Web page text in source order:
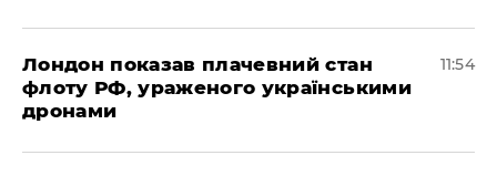
Лондон показав плачевний стан
флоту РФ, ураженого українськими
дронами
11:54